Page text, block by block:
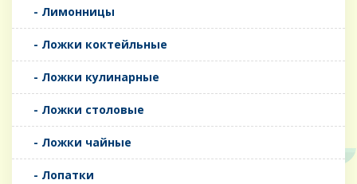
- Лимонницы
- Ложки коктейльные
- Ложки кулинарные
- Ложки столовые
- Ложки чайные
- Лопатки